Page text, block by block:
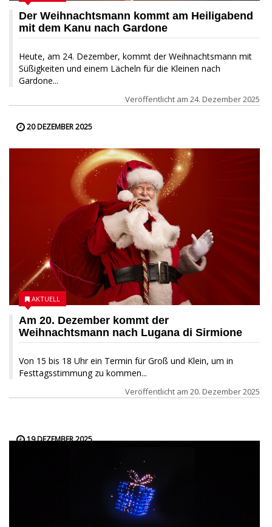
Der Weihnachtsmann kommt am Heiligabend
mit dem Kanu nach Gardone
Heute, am 24. Dezember, kommt der Weihnachtsmann mit
Süßigkeiten und einem Lächeln für die Kleinen nach
Gardone...
Veröffentlicht am 24. Dezember 2025
20 DEZEMBER 2025
Am 20. Dezember kommt der
Weihnachtsmann nach Lugana di Sirmione
Von 15 bis 18 Uhr ein Termin für Groß und Klein, um in
Festtagsstimmung zu kommen...
AKTUELL
Veröffentlicht am 20. Dezember 2025
19 DEZEMBER 2025